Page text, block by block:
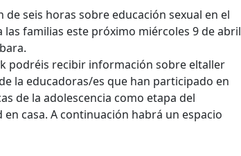
seis horas sobre educación sexual en el
familias este próximo miércoles 9 de abril
podréis recibir información sobre eltaller
la educadoras/es que han participado en
de la adolescencia como etapa del
casa. A continuación habrá un espacio